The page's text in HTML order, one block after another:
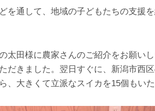
を通して、地域の子どもたちの支援
田様に農家さんのご紹介をお願い
だきました。翌日すぐに、新潟市西
大きくて立派なスイカを15個もいた